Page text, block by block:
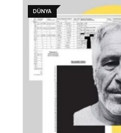
DÜNYA